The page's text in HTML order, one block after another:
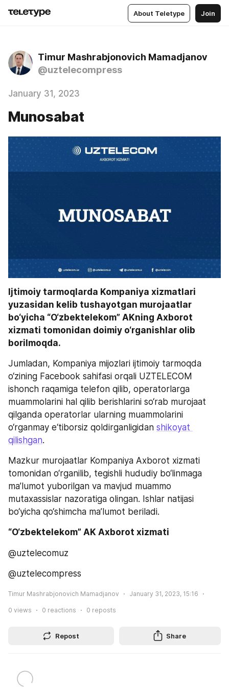
About Teletype Join
Timur Mashrabjonovich Mamadjanov
@uztelecompress
January 31, 2023
Munosabat
Ijtimoiy tarmoqlarda Kompaniya xizmatlari
yuzasidan kelib tushayotgan murojaatlar
bo‘yicha “O‘zbektelekom” AKning Axborot
xizmati tomonidan doimiy o‘rganishlar olib
borilmoqda.
Jumladan, Kompaniya mijozlari ijtimoiy tarmoqda
o‘zining Facebook sahifasi orqali UZTELECOM
ishonch raqamiga telefon qilib, operatorlarga
muammolarini hal qilib berishlarini so‘rab murojaat
qilganda operatorlar ularning muammolarini
o‘rganmay e‘tiborsiz qoldirganligidan shikoyat
qilishgan.
Mazkur murojaatlar Kompaniya Axborot xizmati
tomonidan o‘rganilib, tegishli hududiy bo‘linmaga
ma’lumot yuborilgan va mavjud muammo
mutaxassislar nazoratiga olingan. Ishlar natijasi
bo‘yicha qo‘shimcha ma’lumot beriladi.
“O‘zbektelekom” AK Axborot xizmati
@uztelecomuz
@uztelecompress
Timur Mashrabjonovich Mamadjanov January 31, 2023, 15:16
0 views 0 reactions 0 reposts
Repost Share